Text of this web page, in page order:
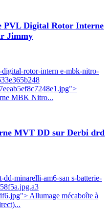
PVL Digital Rotor Interne
Jimmy
rotor-intern e-mbk-nitro-
MBK Nitro...
MVT DD sur Derbi drd
minarelli-am6-san s-batterie-
Allumage mécaboîte à